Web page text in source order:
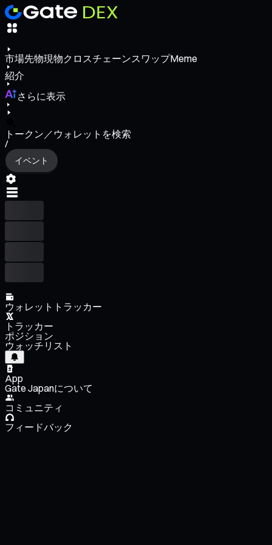
市場先物現物クロスチェーンスワップMeme
紹介
さらに表示
トークン／ウォレットを検索
/
イベント
ウォレットトラッカー
トラッカー
ポジション
ウォッチリスト
App
Gate Japanについて
コミュニティ
フィードバック